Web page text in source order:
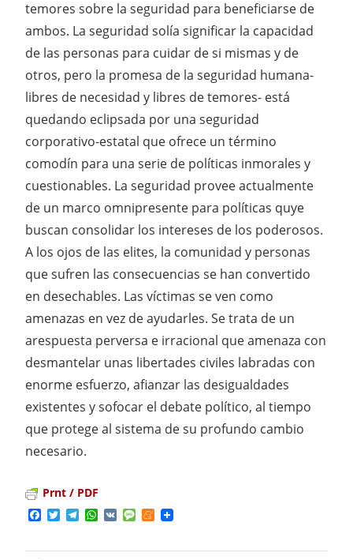
temores sobre la seguridad para beneficiarse de
ambos. La seguridad solía significar la capacidad
de las personas para cuidar de si mismas y de
otros, pero la promesa de la seguridad humana-
libres de necesidad y libres de temores- está
quedando eclipsada por una seguridad
corporativo-estatal que ofrece un término
comodín para una serie de políticas inmorales y
cuestionables. La seguridad provee actualmente
de un marco omnipresente para políticas quye
buscan consolidar los intereses de los poderosos.
A los ojos de las elites, la comunidad y personas
que sufren las consecuencias se han convertido
en desechables. Las víctimas se ven como
amenazas en vez de ayudarles. Se trata de un
arespuesta perversa e irracional que amenaza con
desmantelar unas libertades civiles labradas con
enorme esfuerzo, afianzar las desigualdades
existentes y sofocar el debate político, al tiempo
que protege al sistema de su profundo cambio
necesario.
Prnt / PDF
Facebook
TwitterTelegram
WhatsApp
VK MessageMeneame